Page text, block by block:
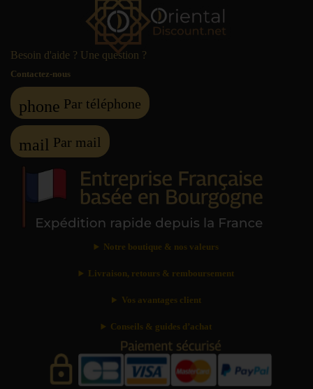
Besoin d'aide ? Une question ?
Contactez-nous
phone Par téléphone
mail Par mail
Notre boutique & nos valeurs
Livraison, retours & remboursement
Vos avantages client
Conseils & guides d’achat